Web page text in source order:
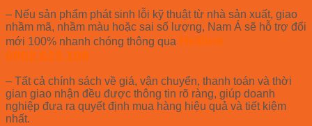
– Nếu sản phẩm phát sinh lỗi kỹ thuật từ nhà sản xuất, giao
nhầm mã, nhầm màu hoặc sai số lượng, Nam Á sẽ hỗ trợ đổi
mới 100% nhanh chóng thông qua Hotline
0902.623.108
– Tất cả chính sách về giá, vận chuyển, thanh toán và thời
gian giao nhận đều được thông tin rõ ràng, giúp doanh
nghiệp đưa ra quyết định mua hàng hiệu quả và tiết kiệm
nhất.